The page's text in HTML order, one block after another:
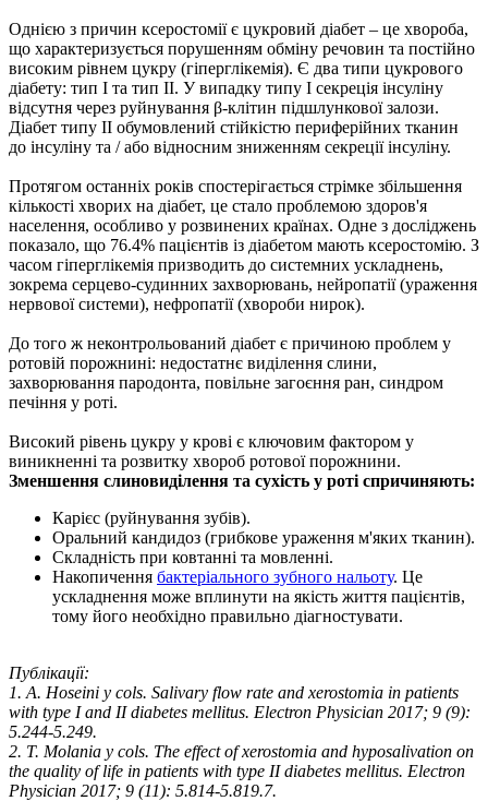
Однією з причин ксеростомії є цукровий діабет – це хвороба,
що характеризується порушенням обміну речовин та постійно
високим рівнем цукру (гіперглікемія). Є два типи цукрового
діабету: тип I та тип II. У випадку типу I секреція інсуліну
відсутня через руйнування β-клітин підшлункової залози.
Діабет типу II обумовлений стійкістю периферійних тканин
до інсуліну та / або відносним зниженням секреції інсуліну.
Протягом останніх років спостерігається стрімке збільшення
кількості хворих на діабет, це стало проблемою здоров'я
населення, особливо у розвинених країнах. Одне з досліджень
показало, що 76.4% пацієнтів із діабетом мають ксеростомію. З
часом гіперглікемія призводить до системних ускладнень,
зокрема серцево-судинних захворювань, нейропатії (ураження
нервової системи), нефропатії (хвороби нирок).
До того ж неконтрольований діабет є причиною проблем у
ротовій порожнині: недостатнє виділення слини,
захворювання пародонта, повільне загоєння ран, синдром
печіння у роті.
Високий рівень цукру у крові є ключовим фактором у
виникненні та розвитку хвороб ротової порожнини.
Зменшення слиновиділення та сухість у роті спричиняють:
Карієс (руйнування зубів).
Оральний кандидоз (грибкове ураження м'яких тканин).
Складність при ковтанні та мовленні.
Накопичення бактеріального зубного нальоту. Це
ускладнення може вплинути на якість життя пацієнтів,
тому його необхідно правильно діагностувати.
Публікації:
1. A. Hoseini y cols. Salivary flow rate and xerostomia in patients
with type I and II diabetes mellitus. Electron Physician 2017; 9 (9):
5.244-5.249.
2. T. Molania y cols. The effect of xerostomia and hyposalivation on
the quality of life in patients with type II diabetes mellitus. Electron
Physician 2017; 9 (11): 5.814-5.819.7.